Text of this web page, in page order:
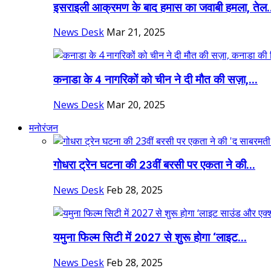
इसराइली आक्रमण के बाद हमास का जवाबी हमला,
News Desk Mar 21, 2025
कनाडा के 4 नागरिकों को चीन ने दी मौत की सज़ा,...
News Desk Mar 20, 2025
मनोरंजन
गोधरा ट्रेन घटना की 23वीं बरसी पर एकता ने की...
News Desk Feb 28, 2025
यमुना फिल्म सिटी में 2027 से शुरू होगा ‘लाइट...
News Desk Feb 28, 2025